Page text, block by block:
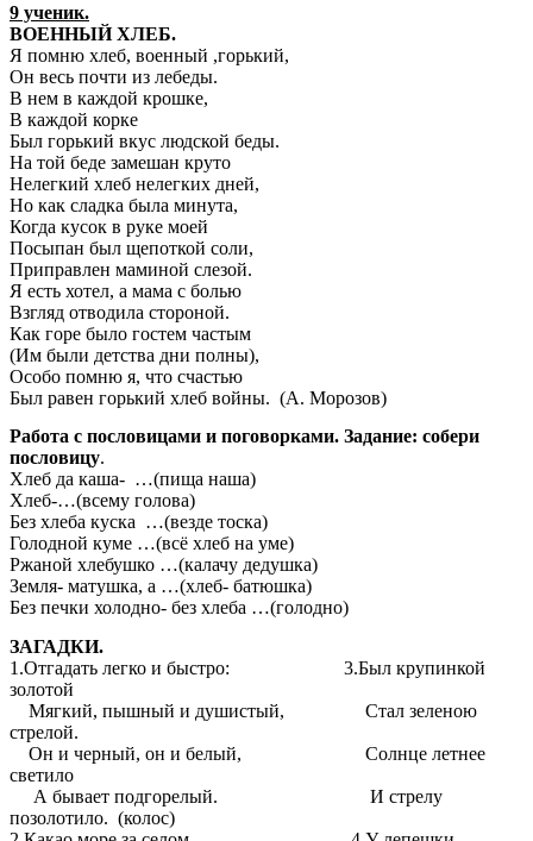
9 ученик.
ВОЕННЫЙ ХЛЕБ.
Я помню хлеб, военный ,горький,
Он весь почти из лебеды.
В нем в каждой крошке,
В каждой корке
Был горький вкус людской беды.
На той беде замешан круто
Нелегкий хлеб нелегких дней,
Но как сладка была минута,
Когда кусок в руке моей
Посыпан был щепоткой соли,
Приправлен маминой слезой.
Я есть хотел, а мама с болью
Взгляд отводила стороной.
Как горе было гостем частым
(Им были детства дни полны),
Особо помню я, что счастью
Был равен горький хлеб войны. (А. Морозов)
Работа с пословицами и поговорками. Задание: собери
пословицу.
Хлеб да каша- …(пища наша)
Хлеб-…(всему голова)
Без хлеба куска …(везде тоска)
Голодной куме …(всё хлеб на уме)
Ржаной хлебушко …(калачу дедушка)
Земля- матушка, а …(хлеб- батюшка)
Без печки холодно- без хлеба …(голодно)
ЗАГАДКИ.
1.Отгадать легко и быстро: 3.Был крупинкой
золотой
Мягкий, пышный и душистый, Стал зеленою
стрелой.
Он и черный, он и белый, Солнце летнее
светило
А бывает подгорелый. И стрелу
позолотило. (колос)